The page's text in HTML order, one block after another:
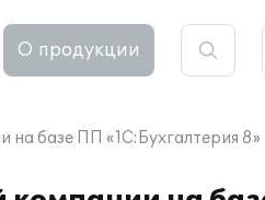
О продукции
на базе ПП «1С:Бухгалтерия 8»